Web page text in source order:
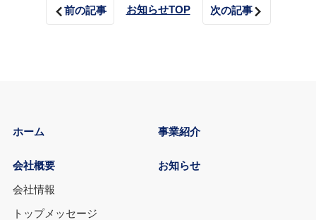
前の記事 お知らせTOP 次の記事
ホーム
会社概要
会社情報
トップメッセージ
事業紹介
お知らせ